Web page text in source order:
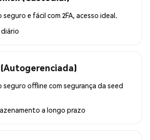
e fácil com 2FA, acesso ideal.
seguro offline com segurança da seed
a longo prazo